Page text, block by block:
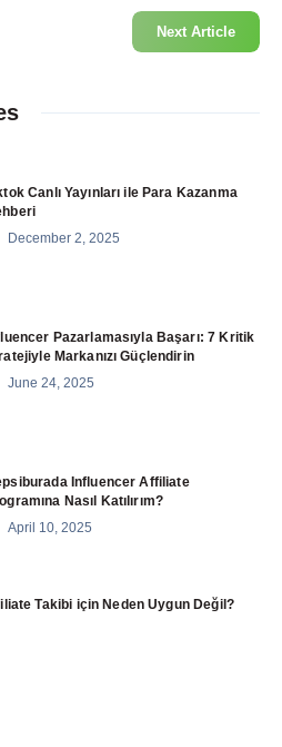
Next Article
Canlı Yayınları ile Para Kazanma
December 2, 2025
Pazarlamasıyla Başarı: 7 Kritik
Markanızı Güçlendirin
June 24, 2025
Influencer Affiliate
Nasıl Katılırım?
April 10, 2025
Takibi için Neden Uygun Değil?